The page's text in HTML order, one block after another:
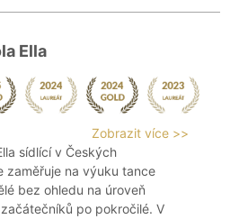
Ella
Zobrazit více >>
sídlící v Českých
zaměřuje na výuku tance
bez ohledu na úroveň
po pokročilé. V